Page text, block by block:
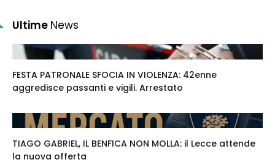
Ultime News
FESTA PATRONALE SFOCIA IN VIOLENZA: 42enne
aggredisce passanti e vigili. Arrestato
TIAGO GABRIEL, IL BENFICA NON MOLLA: il Lecce attende
la nuova offerta